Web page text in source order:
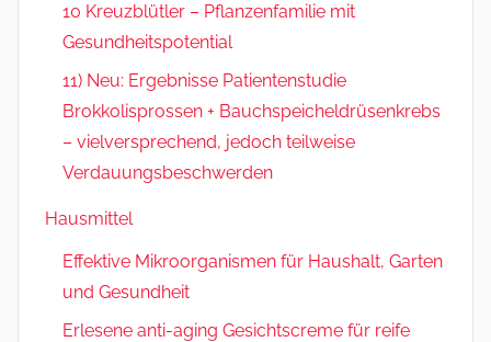
10 Kreuzblütler – Pflanzenfamilie mit
Gesundheitspotential
11) Neu: Ergebnisse Patientenstudie
Brokkolisprossen + Bauchspeicheldrüsenkrebs
– vielversprechend, jedoch teilweise
Verdauungsbeschwerden
Hausmittel
Effektive Mikroorganismen für Haushalt, Garten
und Gesundheit
Erlesene anti-aging Gesichtscreme für reife